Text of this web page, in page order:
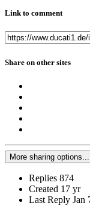
Link to comment
Share on other sites
More sharing options...
Replies 874
Created 17 yr
Last Reply Jan